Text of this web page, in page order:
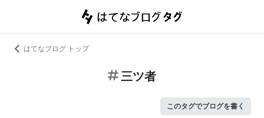
はてなブログ トップ
三ツ者
このタグでブログを書く